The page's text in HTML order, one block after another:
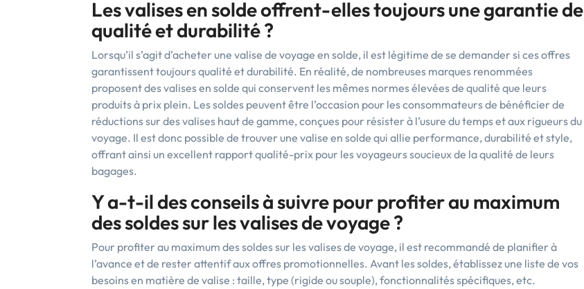
Les valises en solde offrent-elles toujours une garantie de
qualité et durabilité ?
Lorsqu’il s’agit d’acheter une valise de voyage en solde, il est légitime de se demander si ces offres
garantissent toujours qualité et durabilité. En réalité, de nombreuses marques renommées
proposent des valises en solde qui conservent les mêmes normes élevées de qualité que leurs
produits à prix plein. Les soldes peuvent être l’occasion pour les consommateurs de bénéficier de
réductions sur des valises haut de gamme, conçues pour résister à l’usure du temps et aux rigueurs du
voyage. Il est donc possible de trouver une valise en solde qui allie performance, durabilité et style,
offrant ainsi un excellent rapport qualité-prix pour les voyageurs soucieux de la qualité de leurs
bagages.
Y a-t-il des conseils à suivre pour profiter au maximum
des soldes sur les valises de voyage ?
Pour profiter au maximum des soldes sur les valises de voyage, il est recommandé de planifier à
l’avance et de rester attentif aux offres promotionnelles. Avant les soldes, établissez une liste de vos
besoins en matière de valise : taille, type (rigide ou souple), fonctionnalités spécifiques, etc.